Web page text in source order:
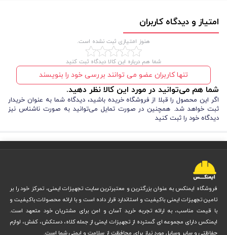
امتیاز و دیدگاه کاربران
هنوز امتیازی ثبت نشده است.
شما هم درباره این کالا دیدگاه ثبت کنید
تنها کاربران عضو می توانند بررسی خود را بنویسند
شما هم می‌توانید در مورد این کالا نظر دهید.
اگر این محصول را قبلا از فروشگاه خریده باشید، دیدگاه شما به عنوان خریدار
ثبت خواهد شد. همچنین در صورت تمایل می‌توانید به صورت ناشناس نیز
دیدگاه خود را ثبت کنید
فروشگاه ایمنکس به عنوان بزرگترین و معتبرترین سایت تجهیزات ایمنی، تمرکز خود را بر
تامین تجهیزات ایمنی باکیفیت و استاندارد قرار داده است و با ارائه محصولات باکیفیت و
با قیمت مناسب، به ارائه تجربه خرید آسان و امن برای مشتریان خود متعهد است.
ایمنکس دارای مجموعه ای گسترده از تجهیزات ایمنی از جمله کلاه، دستکش، کفش، لوازم
حفاظتی و سایر وسایل مورد نیاز برای محافظت از سلامت و ایمنی شما است.